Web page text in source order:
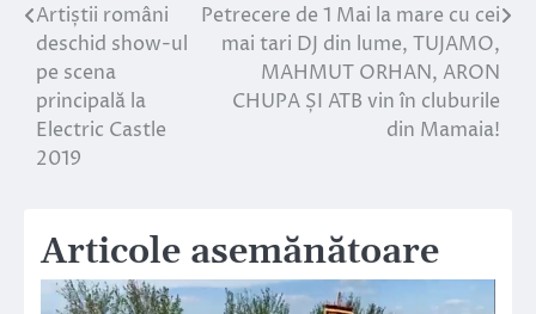
Navigare
în
articole
Artiștii români
deschid show-ul
pe scena
principală la
Electric Castle
2019
Petrecere de 1 Mai la mare cu cei
mai tari DJ din lume, TUJAMO,
MAHMUT ORHAN, ARON
CHUPA ȘI ATB vin în cluburile
din Mamaia!
Articole asemănătoare